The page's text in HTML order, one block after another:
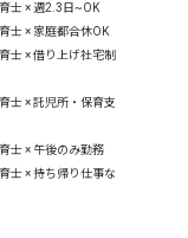
士 × 週2.3日~OK
士 × 家庭都合休OK
士 × 借り上げ社宅制
士 × 託児所・保育支
士 × 午後のみ勤務
士 × 持ち帰り仕事な